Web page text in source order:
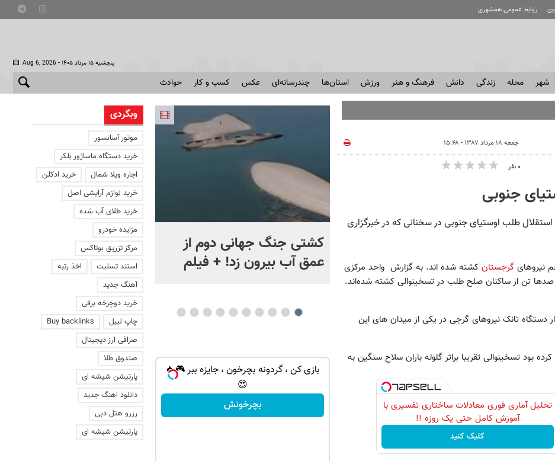
روابط عمومی همشهری
Aug 6, 2026 - پنجشنبه ۱۵ مرداد ۱۴۰۵
شهر محله زندگی دانش فرهنگ و هنر ورزش استان‌ها چندرسانه‌ای عکس کسب و کار حوادث
جمعه ۱۸ مرداد ۱۳۸۷ - ۱۵:۴۸
۰ نفر
جنوبی
طلب اوستیای جنوبی در سخنانی که در خبرگزاری
نیروهای گرجستان کشته شده اند. به گزارش واحد مرکزی
صدها تن از ساکنان صلح طلب در تسخینوالی کشته شده‌اند.
تانک نیروهای گرجی در یکی از میدان های این
بود تسخینوالی تقریبا براثر گلوله باران سلاح سنگین به
تحلیل آماری فوری معادلات ساختاری تفسیری با
آموزش کامل حتی یک روزه !!
کلیک کنید
۹ با ماه + فیلم
کشتی‌ جنگ جهانی دوم از
عمق آب بیرون زد! + فیلم
افشای اطلاعات برای ترور
بارون ترامپ | ماجرای قرار
عاشقانه با یک زن
رجیسترشده!
سفارش بده!
بازی کن ، گردونه بچرخون ، جایزه ببر 🎮🔥
😍
بچرخونش
وبگردی
موتور آسانسور
خرید دستگاه ماساژور بلکر
اجاره ویلا شمال
خرید ادکلن
خرید لوازم آرایشی اصل
خرید طلای آب شده
مزایده خودرو
مرکز تزریق بوتاکس
استند تسلیت
اخذ رتبه
آهنگ جدید
خرید دوچرخه برقی
چاپ لیبل
Buy backlinks
صرافی ارز دیجیتال
صندوق طلا
پارتیشن شیشه ای
دانلود اهنگ جدید
رزرو هتل دبی
پارتیشن شیشه ای